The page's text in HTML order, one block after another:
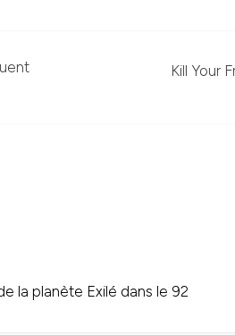
Kill Your
la planète Exilé dans le 92